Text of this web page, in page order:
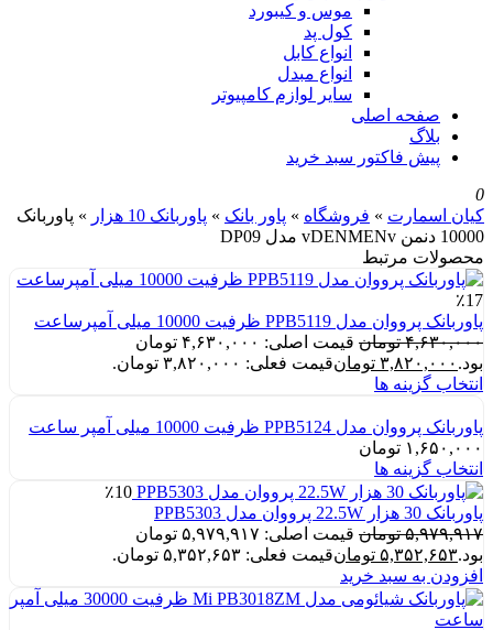
موس و کیبورد
کول پد
انواع کابل
انواع مبدل
سایر لوازم کامپیوتر
صفحه اصلی
بلاگ
پیش فاکتور سبد خرید
0
کیان اسمارت » فروشگاه » پاور بانک » پاوربانک 10 هزار » پاوربانک
10000 دنمن vDENMENv مدل DP09
محصولات مرتبط
٪17
پاوربانک پرووان مدل PPB5119 ظرفیت 10000 میلی آمپرساعت
۴,۶۳۰,۰۰۰ تومان
قیمت اصلی: ۴,۶۳۰,۰۰۰ تومان
بود. ۳,۸۲۰,۰۰۰ تومانقیمت فعلی: ۳,۸۲۰,۰۰۰ تومان.
انتخاب گزینه ها
پاوربانک پرووان مدل PPB5124 ظرفیت 10000 میلی آمپر ساعت
۱,۶۵۰,۰۰۰ تومان
انتخاب گزینه ها
٪10
پاوربانک 30 هزار 22.5W پرووان مدل PPB5303
۵,۹۷۹,۹۱۷ تومان
قیمت اصلی: ۵,۹۷۹,۹۱۷ تومان
بود.۵,۳۵۲,۶۵۳ تومانقیمت فعلی: ۵,۳۵۲,۶۵۳ تومان.
افزودن به سبد خرید